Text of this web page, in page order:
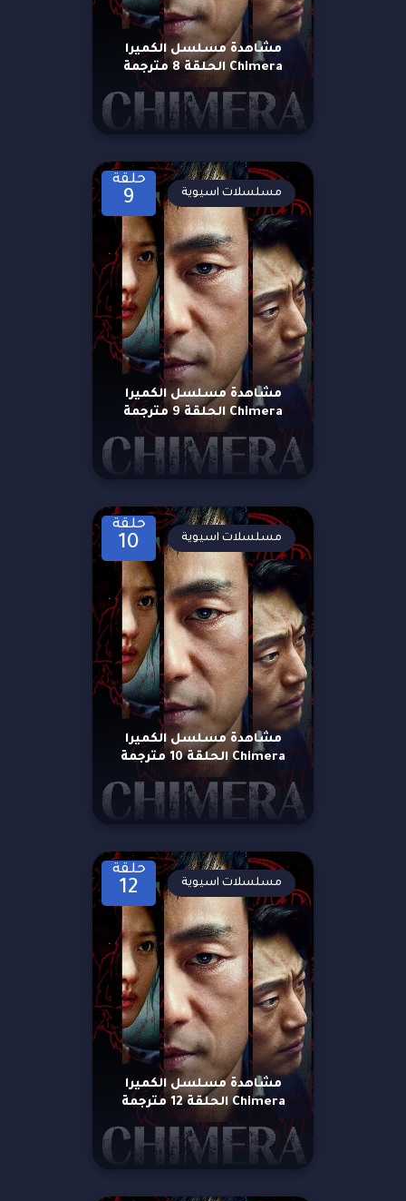
مشاهدة مسلسل الكميرا
Chimera الحلقة 8 مترجمة
حلقة
9
مشاهدة مسلسل الكميرا
Chimera الحلقة 9 مترجمة
مسلسلات اسيوية
حلقة
10
مشاهدة مسلسل الكميرا
Chimera الحلقة 10 مترجمة
مسلسلات اسيوية
حلقة
12
مشاهدة مسلسل الكميرا
Chimera الحلقة 12 مترجمة
مسلسلات اسيوية